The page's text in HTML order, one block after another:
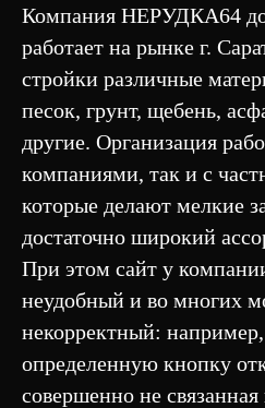
Компания НЕРУДКА64
работает на рынке г.
стройки различные
песок, грунт, щебень,
другие. Организация
компаниями, так и с
которые делают мелкие
достаточно широкий
При этом сайт у
неудобный и во многих
некорректный:
определенную кнопку
совершенно не